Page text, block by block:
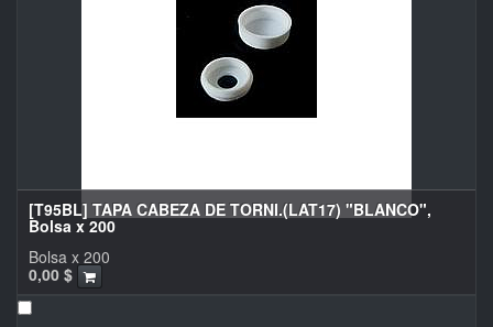
[T95BL] TAPA CABEZA DE TORNI.(LAT17) "BLANCO",
Bolsa x 200
0,00 $
Bolsa x 200